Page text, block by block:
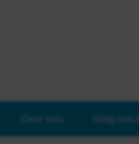
Over ons Volg ons